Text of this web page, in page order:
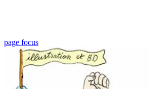
page focus